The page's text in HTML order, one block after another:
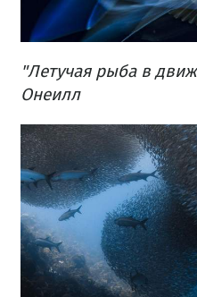
"Летучая рыба в
Онеилл